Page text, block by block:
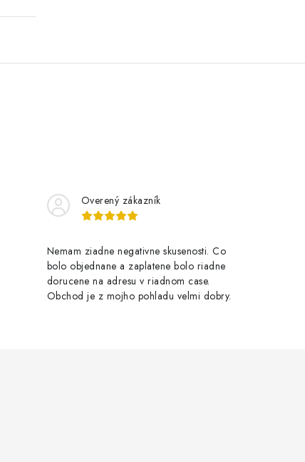
Overený zákazník
Nemam ziadne negativne skusenosti. Co
bolo objednane a zaplatene bolo riadne
dorucene na adresu v riadnom case.
Obchod je z mojho pohladu velmi dobry.